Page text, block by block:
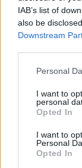
IAB’s list of
also be
Downstream
Personal
I want to
personal
Opted In
I want to
Personal
Opted In
ΔΕΙΤΕ